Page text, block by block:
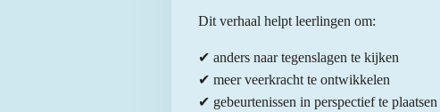
Dit verhaal helpt leerlingen om:
✔ anders naar tegenslagen te kijken
✔ meer veerkracht te ontwikkelen
✔ gebeurtenissen in perspectief te plaatsen